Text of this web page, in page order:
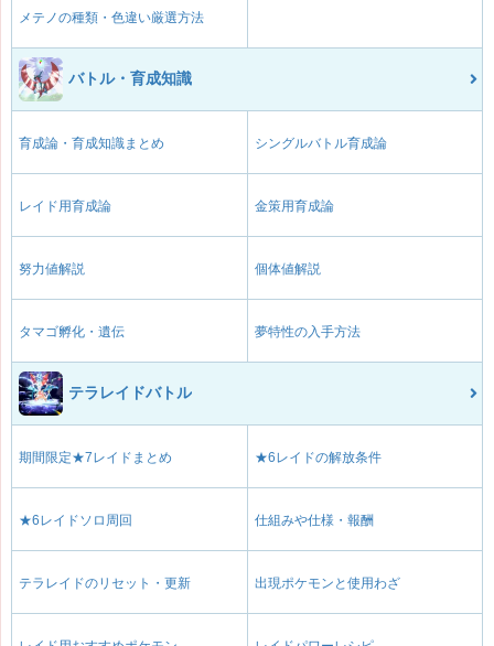
メテノの種類・色違い厳選方法
バトル・育成知識
育成論・育成知識まとめ シングルバトル育成論
レイド用育成論 金策用育成論
努力値解説 個体値解説
タマゴ孵化・遺伝 夢特性の入手方法
テラレイドバトル
期間限定★7レイドまとめ ★6レイドの解放条件
★6レイドソロ周回 仕組みや仕様・報酬
テラレイドのリセット・更新 出現ポケモンと使用わざ